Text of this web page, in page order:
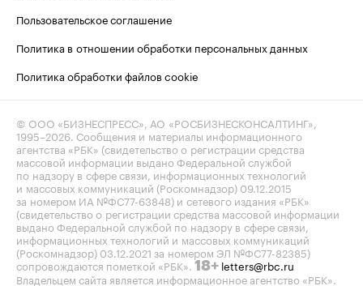
Пользовательское соглашение
Политика в отношении обработки персональных данных
Политика обработки файлов cookie
© ООО «БИЗНЕСПРЕСС», АО «РОСБИЗНЕСКОНСАЛТИНГ»,
1995–2026. Сообщения и материалы информационного
агентства «РБК» (свидетельство о регистрации средства
массовой информации выдано Федеральной службой
по надзору в сфере связи, информационных технологий
и массовых коммуникаций (Роскомнадзор) 09.12.2015
за номером ИА №ФС77-63848) и сетевого издания «РБК»
(свидетельство о регистрации средства массовой информации
выдано Федеральной службой по надзору в сфере связи,
информационных технологий и массовых коммуникаций
(Роскомнадзор) 03.12.2021 за номером ЭЛ №ФС77-82385)
сопровождаются пометкой «РБК». 18+ letters@rbc.ru
Владельцем сайта является информационное агентство «РБК».